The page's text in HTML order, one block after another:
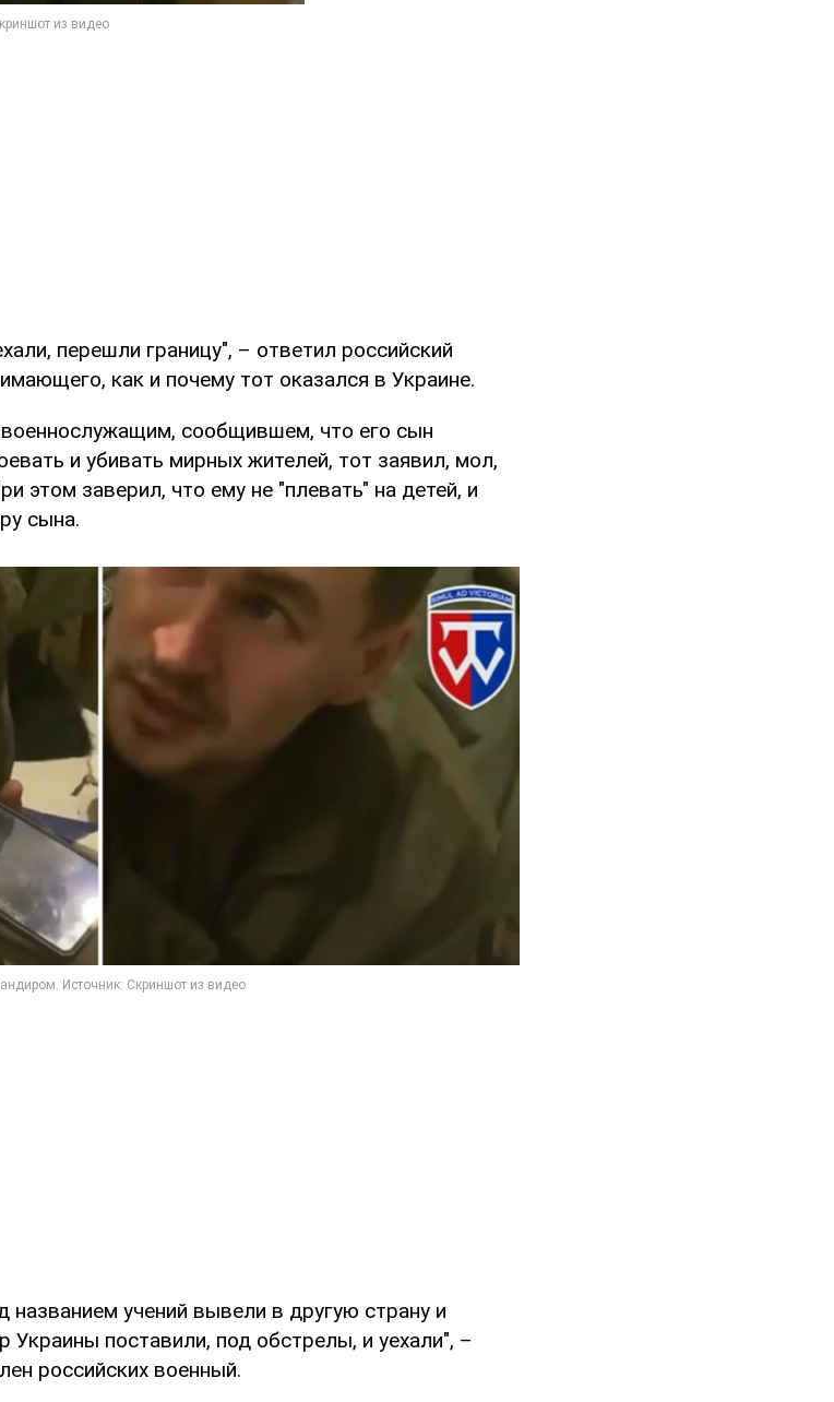
перешли границу", – ответил российский
как и почему тот оказался в Украине.
сообщившем, что его сын
и убивать мирных жителей, тот заявил, мол,
этом заверил, что ему не "плевать" на детей, и
сына.
учений вывели в другую страну и
Украины поставили, под обстрелы, и уехали", –
российских военный.